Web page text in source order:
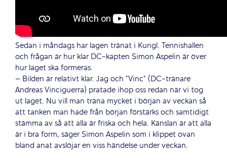
Sedan i måndags har lagen tränat i Kungl. Tennishallen
och frågan är hur klar DC-kapten Simon Aspelin är över
hur laget ska formeras.
– Bilden är relativt klar. Jag och ”Vinc” (DC-tränare
Andreas Vinciguerra) pratade ihop oss redan när vi tog
ut laget. Nu vill man träna mycket i början av veckan så
att tanken man hade från början förstärks och samtidigt
stämma av så att alla är friska och hela. Känslan är att alla
är i bra form, säger Simon Aspelin som i klippet ovan
bland anat avslöjar en viss händelse under veckan.